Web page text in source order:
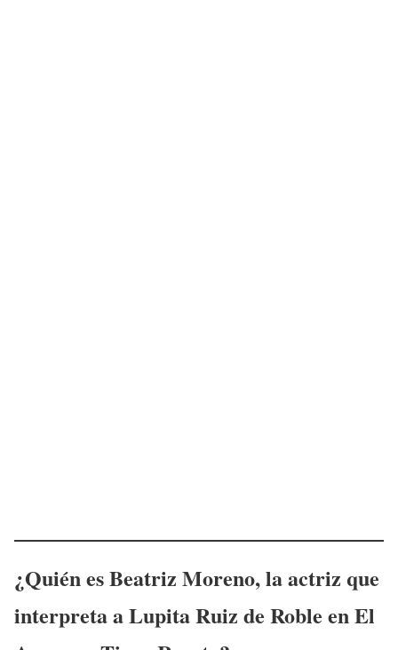
¿Quién esBeatriz Moreno, la actriz que
interpreta aLupita Ruiz de Roble enEl